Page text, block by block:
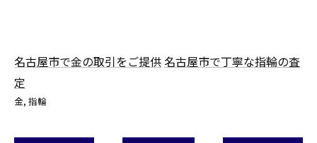
名古屋市で金の取引をご提供 名古屋市で丁寧な指輪の査
定
金 指輪